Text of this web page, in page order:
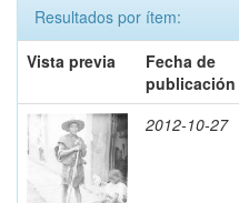
Resultados por ítem:
Vista previa
Fecha de
publicación
2012-10-27